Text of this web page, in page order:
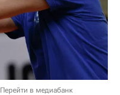
Перейти в медиабанк